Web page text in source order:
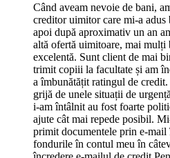
Când aveam nevoie de bani,
creditor uimitor care mi-a
apoi după aproximativ un an
altă ofertă uimitoare, mai mulți
excelentă. Sunt client de mai
trimit copiii la facultate și am
a îmbunătățit ratingul de
grijă de unele situații de
i-am întâlnit au fost foarte
ajute cât mai repede posibil.
primit documentele prin e-
fondurile în contul meu în